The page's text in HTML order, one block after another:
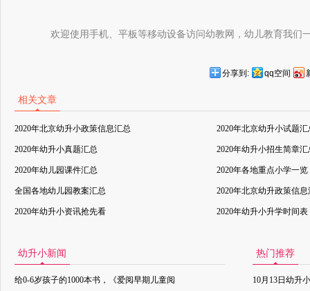
欢迎使用手机、平板等移动设备访问幼教网，幼儿教育我们
分享到: qq空间
相关文章
2020年北京幼升小政策信息汇总 2020年北京幼升小试题汇
2020年幼升小真题汇总 2020年幼升小招生简章汇
2020年幼儿园课件汇总 2020年各地重点小学一览
全国各地幼儿园教案汇总 2020年北京幼升政策信息
2020年幼升小资讯抢先看 2020年幼升小升学时间表
幼升小新闻
给0-6岁孩子的1000本书，《爱阅早期儿童阅
热门推荐
10月13日幼升